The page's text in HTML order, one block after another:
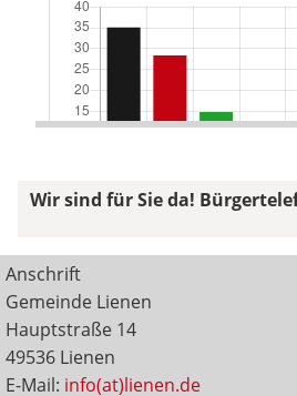
Wir sind für Sie da!
Anschrift
Gemeinde Lienen
Hauptstraße 14
49536 Lienen
E-Mail: info(at)lienen.de